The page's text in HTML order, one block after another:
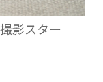
影スター